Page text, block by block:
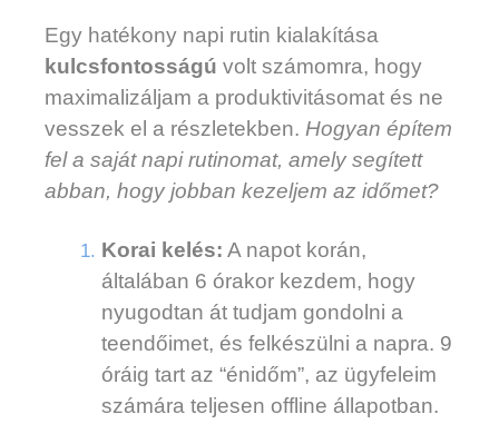
Egy hatékony napi rutin kialakítása
kulcsfontosságú volt számomra, hogy
maximalizáljam a produktivitásomat és ne
vesszek el a részletekben. Hogyan építem
fel a saját napi rutinomat, amely segített
abban, hogy jobban kezeljem az időmet?
Korai kelés: A napot korán,
általában 6 órakor kezdem, hogy
nyugodtan át tudjam gondolni a
teendőimet, és felkészülni a napra. 9
óráig tart az “énidőm”, az ügyfeleim
számára teljesen offline állapotban.